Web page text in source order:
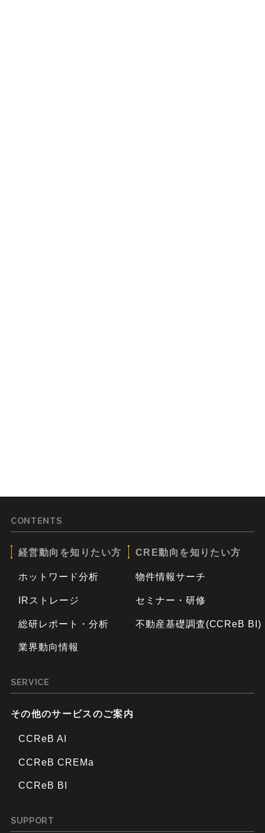
CONTENTS
経営動向を知りたい方
ホットワード分析
IRストレージ
総研レポート・分析
業界動向情報
CRE動向を知りたい方
物件情報サーチ
セミナー・研修
不動産基礎調査(CCReB BI)
SERVICE
その他のサービスのご案内
CCReB AI
CCReB CREMa
CCReB BI
SUPPORT